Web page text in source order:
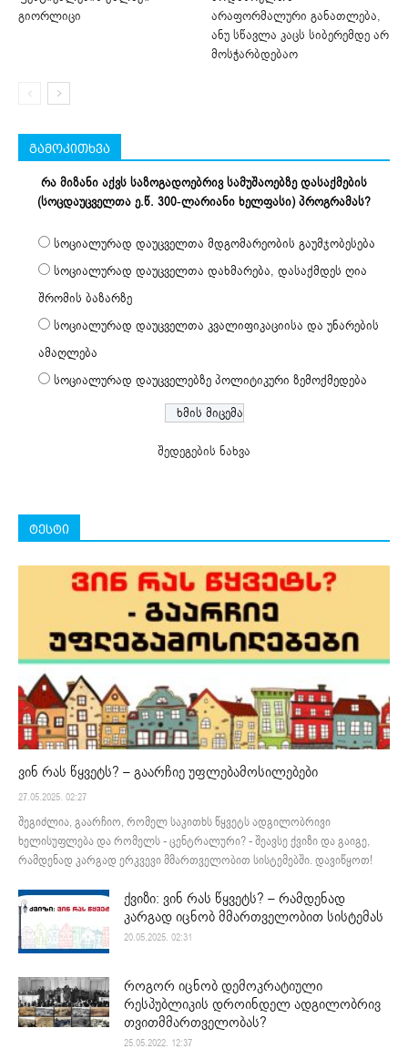
გიორლიცი
არაფორმალური განათლება,
ანუ სწავლა კაცს სიბერემდე არ
მოსჭარბდებაო
გამოკითხვა
რა მიზანი აქვს საზოგადოებრივ სამუშაოებზე დასაქმების
(სოცდაუცველთა ე.წ. 300-ლარიანი ხელფასი) პროგრამას?
სოციალურად დაუცველთა მდგომარეობის გაუმჯობესება
სოციალურად დაუცველთა დახმარება, დასაქმდეს ღია
შრომის ბაზარზე
სოციალურად დაუცველთა კვალიფიკაციისა და უნარების
ამაღლება
სოციალურად დაუცველებზე პოლიტიკური ზემოქმედება
შედეგების ნახვა
ტესტი
ვინ რას წყვეტს? – გაარჩიე უფლებამოსილებები
27.05.2025. 02:27
შეგიძლია, გაარჩიო, რომელ საკითხს წყვეტს ადგილობრივი
ხელისუფლება და რომელს - ცენტრალური? - შეავსე ქვიზი და გაიგე,
რამდენად კარგად ერკვევი მმართველობით სისტემებში. დავიწყოთ!
ქვიზი: ვინ რას წყვეტს? – რამდენად
კარგად იცნობ მმართველობით სისტემას
20.05.2025. 02:31
როგორ იცნობ დემოკრატიული
რესპუბლიკის დროინდელ ადგილობრივ
თვითმმართველობას?
25.05.2022. 12:37